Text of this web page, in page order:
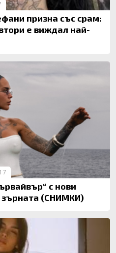
призна със срам:
е виждал най-
с нови
зърната (СНИМКИ)
17